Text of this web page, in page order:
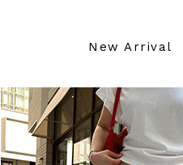
New Arrival